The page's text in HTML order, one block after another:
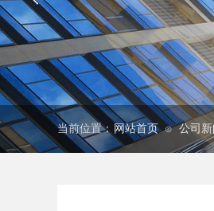
当前位置： 网站首页 ⊙ 公司